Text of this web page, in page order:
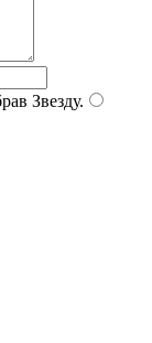
Звезду.